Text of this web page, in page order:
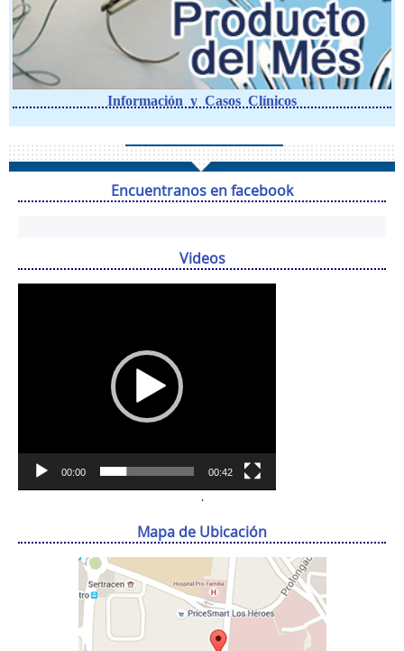
Información y Casos Clínicos
Encuentranos en facebook
Videos
00:00 00:42
.
Mapa de Ubicación